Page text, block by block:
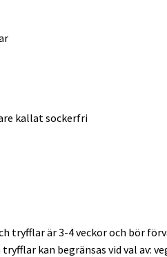
kallat sockerfri
tryfflar är 3-4 veckor och bör
kan begränsas vid val av: